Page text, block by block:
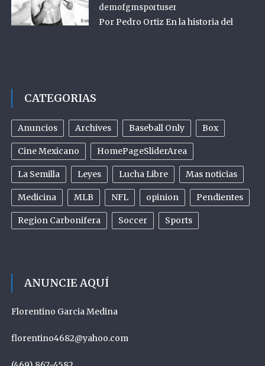
demofgmsportuser
Por Pedro Ortiz En la historia del
CATEGORIAS
Anuncios Archives Baseball Only Box
Cine Mexicano HomePageSliderArea
La Semilla Leyes Lucha Libre Mas noticias
Medicina MLB NFL opinion Pendientes
Region Carbonifera Soccer Sports
ANUNCIE AQUÍ
Florentino Garcia Medina
florentino4682@yahoo.com